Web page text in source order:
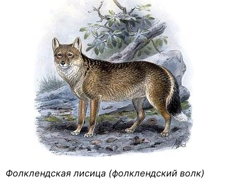
Фолклендская лисица (фолклендский волк)